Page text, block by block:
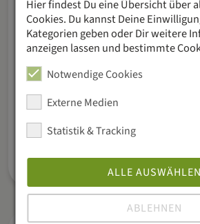
ZAGG (CH)
Luzern
25.–28.10.26
Hier findest Du eine Übersicht über
Cookies. Du kannst Deine
Kategorien geben oder Dir weitere
anzeigen lassen und bestimmte
Notwendige Cookies
Externe Medien
Statistik & Tracking
ALLE AUSWÄHLEN
ABLEHNEN